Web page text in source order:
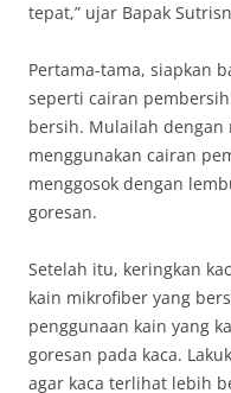
tepat,” ujar Bapak
Pertama-tama, siapkan
seperti cairan
bersih. Mulailah dengan
menggunakan cairan
menggosok dengan
goresan.
Setelah itu, keringkan
kain mikrofiber yang
penggunaan kain yang
goresan pada kaca.
agar kaca terlihat lebih